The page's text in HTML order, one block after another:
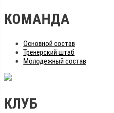
КОМАНДА
Основной состав
Тренерский штаб
Молодежный состав
КЛУБ